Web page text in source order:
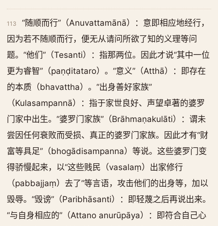
113
“随顺而行”（Anuvattamānā）：意即相应地经行，
因为若不随顺而行，便无从请问所欲了知的义理等问
题。“他们”（Tesanti）：指那两位。因此才说“其中一位
更为睿智”（paṇḍitataro）。“意义”（Atthā）：即存在
的本质（bhavattha）。“出身善好家族”
（Kulasampannā）：指于家世良好、声望卓著的婆罗
门家中出生。“婆罗门家族”（Brāhmaṇakulāti）：谓未
尝因任何衰败而受损、真正的婆罗门家族。因此才有“财
富等具足”（bhogādisampanna）等说。这些婆罗门变
得骄慢起来，以“这些贱民（vasalaṃ）出家修行
（pabbajjaṃ）去了”等言语，攻击他们的出身等，加以
毁辱。“毁谤”（Paribhāsanti）：即轻蔑之后再说出来。
“与自身相应的”（Attano anurūpāya）：即符合自己心